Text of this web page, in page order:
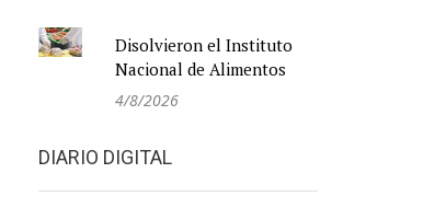
Disolvieron el Instituto
Nacional de Alimentos
4/8/2026
DIARIO DIGITAL